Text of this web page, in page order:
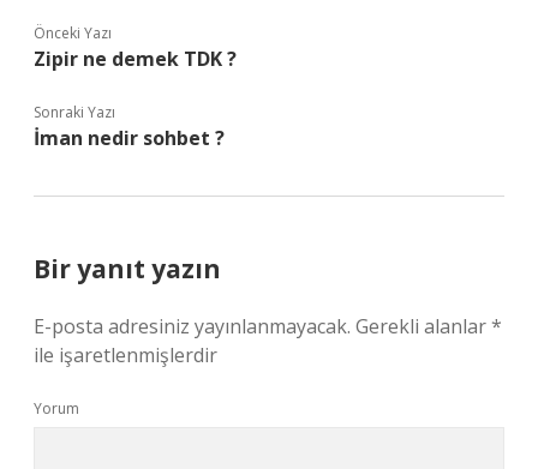
Önceki Yazı
Zipir ne demek TDK ?
Sonraki Yazı
İman nedir sohbet ?
Bir yanıt yazın
E-posta adresiniz yayınlanmayacak. Gerekli alanlar*
ile işaretlenmişlerdir
Yorum